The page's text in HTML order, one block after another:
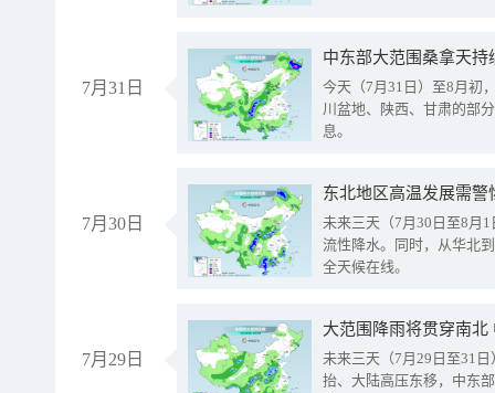
7月31日
中东部大范围桑拿天
今天（7月31日）至8月初
川盆地、陕西、甘肃的部
息。
7月30日
东北地区高温发展需
未来三天（7月30日至8月
流性降水。同时，从华北
全天候在线。
7月29日
大范围降雨将贯穿南
未来三天（7月29日至31
抬、大陆高压东移，中东